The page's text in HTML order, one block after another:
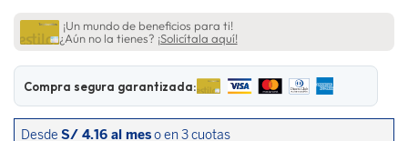
¡Un mundo de beneficios para ti!
¿Aún no la tienes? ¡Solicítala aquí!
Compra segura garantizada: